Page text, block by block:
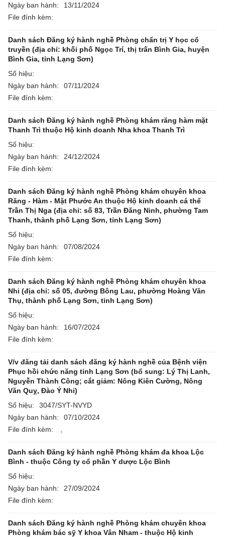
Ngày ban hành:
13/11/2024
File đính kèm:
Danh sách Đăng ký hành nghề Phòng chẩn trị Y học cổ
truyền (địa chỉ: khối phố Ngọc Trí, thị trấn Bình Gia, huyện
Bình Gia, tỉnh Lạng Sơn)
Số hiệu:
Ngày ban hành:
07/11/2024
File đính kèm:
Danh sách Đăng ký hành nghề Phòng khám răng hàm mặt
Thanh Trì thuộc Hộ kinh doanh Nha khoa Thanh Trì
Số hiệu:
Ngày ban hành:
24/12/2024
File đính kèm:
Danh sách Đăng ký hành nghề Phòng khám chuyên khoa
Răng - Hàm - Mặt Phước An thuộc Hộ kinh doanh cá thể
Trần Thị Nga (địa chỉ: số 83, Trần Đăng Ninh, phường Tam
Thanh, thành phố Lạng Sơn, tỉnh Lạng Sơn)
Số hiệu:
Ngày ban hành:
07/08/2024
File đính kèm:
Danh sách Đăng ký hành nghề Phòng khám chuyên khoa
Nhi (địa chỉ: số 05, đường Bông Lau, phường Hoàng Văn
Thụ, thành phố Lạng Sơn, tỉnh Lạng Sơn)
Số hiệu:
Ngày ban hành:
16/07/2024
File đính kèm:
V/v đăng tải danh sách đăng ký hành nghề của Bệnh viện
Phục hồi chức năng tỉnh Lạng Sơn (bổ sung: Lý Thị Lanh,
Nguyễn Thành Công; cắt giảm: Nông Kiên Cường, Nông
Văn Quỵ, Đào Ý Nhi)
Số hiệu:
3047/SYT-NVYD
Ngày ban hành:
07/10/2024
File đính kèm:
Danh sách Đăng ký hành nghề Phòng khám đa khoa Lộc
Bình - thuộc Công ty cổ phần Y dược Lộc Bình
Số hiệu:
Ngày ban hành:
27/09/2024
File đính kèm:
Danh sách Đăng ký hành nghề Phòng khám chuyên khoa
Phòng khám bác sỹ Y khoa Vân Nham - thuộc Hộ kinh